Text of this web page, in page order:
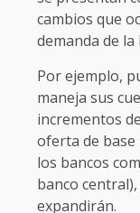
cambios que
demanda de
Por ejemplo,
maneja sus
incrementos
oferta de
los bancos
banco
expandirán.